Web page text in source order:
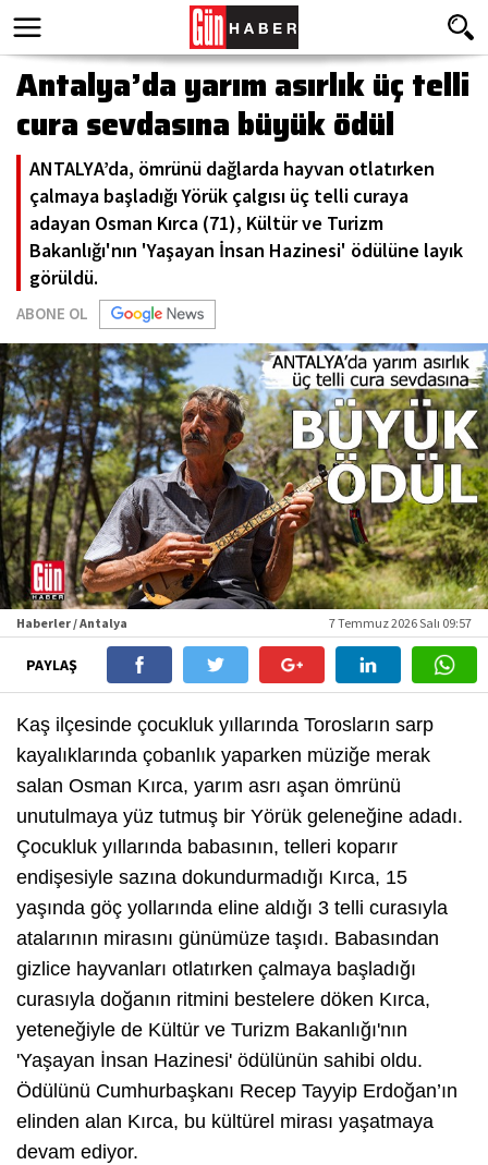
Antalya’da yarım asırlık üç telli
cura sevdasına büyük ödül
ANTALYA’da, ömrünü dağlarda hayvan otlatırken
çalmaya başladığı Yörük çalgısı üç telli curaya
adayan Osman Kırca (71), Kültür ve Turizm
Bakanlığı'nın 'Yaşayan İnsan Hazinesi' ödülüne layık
görüldü.
ABONE OL
Haberler / Antalya 7 Temmuz 2026 Salı 09:57
PAYLAŞ
Kaş ilçesinde çocukluk yıllarında Torosların sarp
kayalıklarında çobanlık yaparken müziğe merak
salan Osman Kırca, yarım asrı aşan ömrünü
unutulmaya yüz tutmuş bir Yörük geleneğine adadı.
Çocukluk yıllarında babasının, telleri koparır
endişesiyle sazına dokundurmadığı Kırca, 15
yaşında göç yollarında eline aldığı 3 telli curasıyla
atalarının mirasını günümüze taşıdı. Babasından
gizlice hayvanları otlatırken çalmaya başladığı
curasıyla doğanın ritmini bestelere döken Kırca,
yeteneğiyle de Kültür ve Turizm Bakanlığı'nın
'Yaşayan İnsan Hazinesi' ödülünün sahibi oldu.
Ödülünü Cumhurbaşkanı Recep Tayyip Erdoğan’ın
elinden alan Kırca, bu kültürel mirası yaşatmaya
devam ediyor.